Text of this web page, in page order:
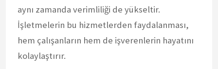
aynı zamanda verimliliği de yükseltir.
İşletmelerin bu hizmetlerden faydalanması,
hem çalışanların hem de işverenlerin hayatını
kolaylaştırır.